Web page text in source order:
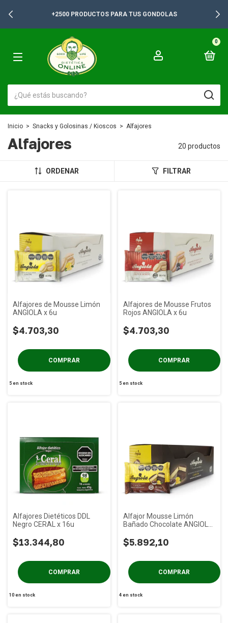
+2500 PRODUCTOS PARA TUS GONDOLAS
0
Inicio > Snacks y Golosinas / Kioscos > Alfajores
Alfajores 20 productos
ORDENAR FILTRAR
Alfajores de Mousse Limón
ANGIOLA x 6u
$4.703,30
5en stock
Alfajores de Mousse Frutos
Rojos ANGIOLA x 6u
$4.703,30
5 en stock
Alfajores Dietéticos DDL
Negro CERAL x 16u
$13.344,80
10en stock
Alfajor Mousse Limón
Bañado Chocolate ANGIOLA
$5.892,10
4 en stock